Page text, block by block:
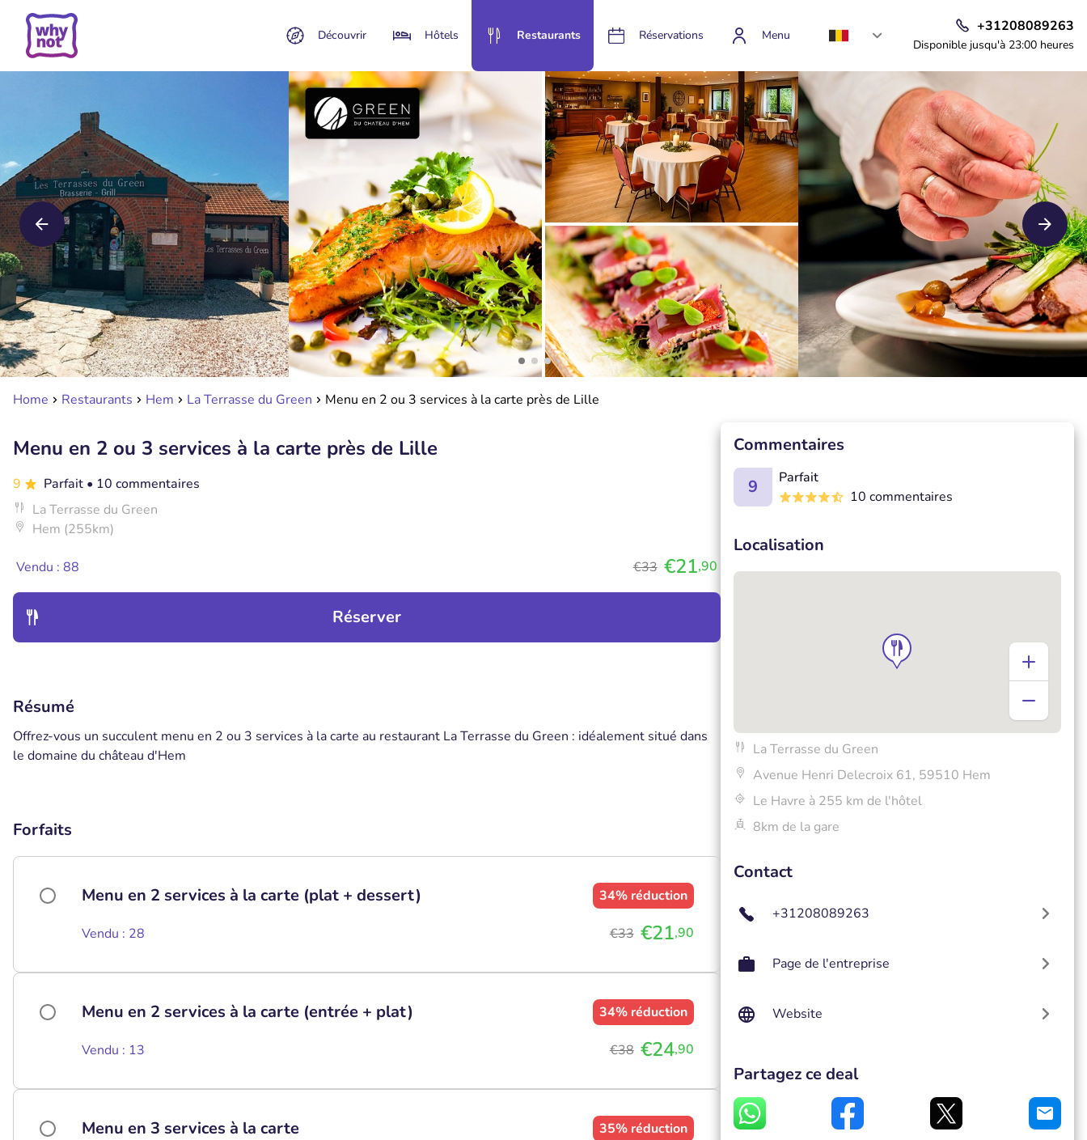
Découvrir Hôtels Restaurants Réservations Menu
+31208089263
Disponible jusqu'à 23:00 heures
Home Restaurants Hem La Terrasse du Green Menu en 2 ou 3 services à la carte près de Lille
Menu en 2 ou 3 services à la carte près de Lille
9 Parfait • 10 commentaires
La Terrasse du Green
Hem (255km)
Vendu : 88 €33 €21,90
Réserver
Résumé
Offrez-vous un succulent menu en 2 ou 3 services à la carte au restaurant La Terrasse du Green : idéalement situé dans
le domaine du château d'Hem
Forfaits
Menu en 2 services à la carte (plat + dessert) 34% réduction
Vendu : 28 €33 €21,90
Menu en 2 services à la carte (entrée + plat) 34% réduction
Vendu : 13 €38 €24,90
Menu en 3 services à la carte 35% réduction
Commentaires
9
Parfait
10 commentaires
Localisation
La Terrasse du Green
Avenue Henri Delecroix 61, 59510 Hem
Le Havre à 255 km de l'hôtel
8km de la gare
Contact
+31208089263
Page de l'entreprise
Website
Partagez ce deal